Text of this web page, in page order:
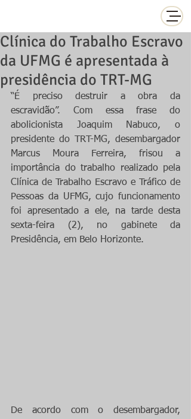
Clínica do Trabalho Escravo
da UFMG é apresentada à
presidência do TRT-MG
“É preciso destruir a obra da
escravidão”. Com essa frase do
abolicionista Joaquim Nabuco, o
presidente do TRT-MG, desembargador
Marcus Moura Ferreira, frisou a
importância do trabalho realizado pela
Clínica de Trabalho Escravo e Tráfico de
Pessoas da UFMG, cujo funcionamento
foi apresentado a ele, na tarde desta
sexta-feira (2), no gabinete da
Presidência, em Belo Horizonte.
De acordo com o desembargador,